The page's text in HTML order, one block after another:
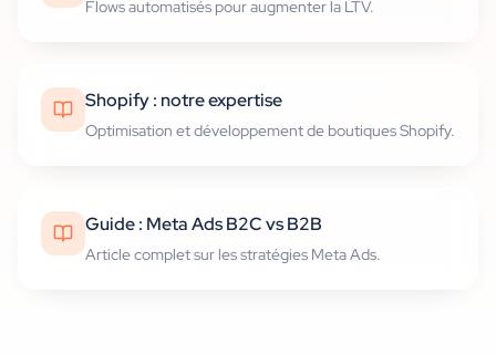
Flows automatisés pour augmenter la LTV.
Shopify : notre expertise
Optimisation et développement de boutiques Shopify.
Guide : Meta Ads B2C vs B2B
Article complet sur les stratégies Meta Ads.